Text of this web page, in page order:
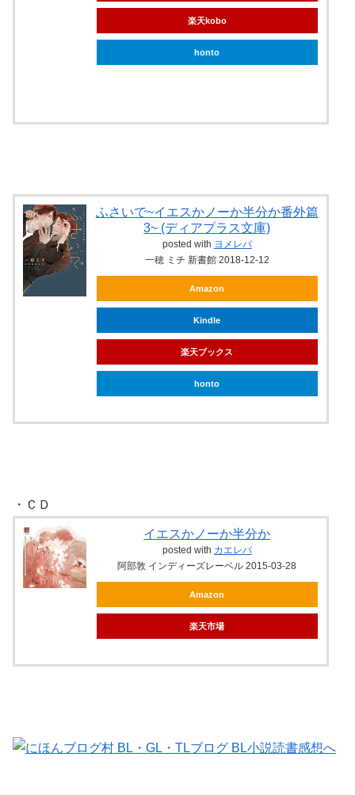
楽天kobo
honto
ふさいで~イエスかノーか半分か番外篇
3~ (ディアプラス文庫)
posted with ヨメレバ
一穂 ミチ 新書館 2018-12-12
Amazon
Kindle
楽天ブックス
honto
・ＣＤ
イエスかノーか半分か
posted with カエレバ
阿部敦 インディーズレーベル 2015-03-28
Amazon
楽天市場